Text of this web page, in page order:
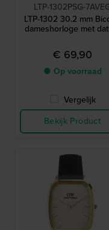
LTP-1302PSG-
LTP-1302 30.2 mm
dameshorloge met
€ 69,90
● Op voorraad
Vergelijk
Bekijk Product